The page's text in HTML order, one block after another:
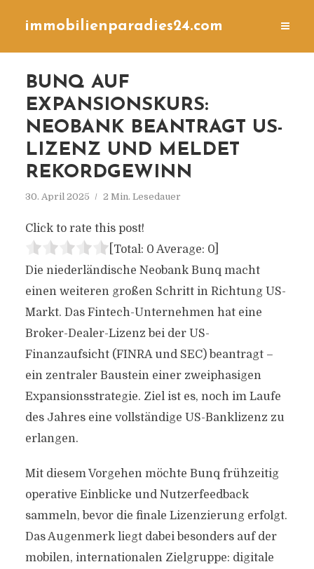
immobilienparadies24.com
BUNQ AUF
EXPANSIONSKURS:
NEOBANK BEANTRAGT US-
LIZENZ UND MELDET
REKORDGEWINN
30. April 2025 2 Min. Lesedauer
Click to rate this post!
[Total: 0 Average: 0]
Die niederländische Neobank Bunq macht
einen weiteren großen Schritt in Richtung US-
Markt. Das Fintech-Unternehmen hat eine
Broker-Dealer-Lizenz bei der US-
Finanzaufsicht (FINRA und SEC) beantragt –
ein zentraler Baustein einer zweiphasigen
Expansionsstrategie. Ziel ist es, noch im Laufe
des Jahres eine vollständige US-Banklizenz zu
erlangen.
Mit diesem Vorgehen möchte Bunq frühzeitig
operative Einblicke und Nutzerfeedback
sammeln, bevor die finale Lizenzierung erfolgt.
Das Augenmerk liegt dabei besonders auf der
mobilen, internationalen Zielgruppe: digitale